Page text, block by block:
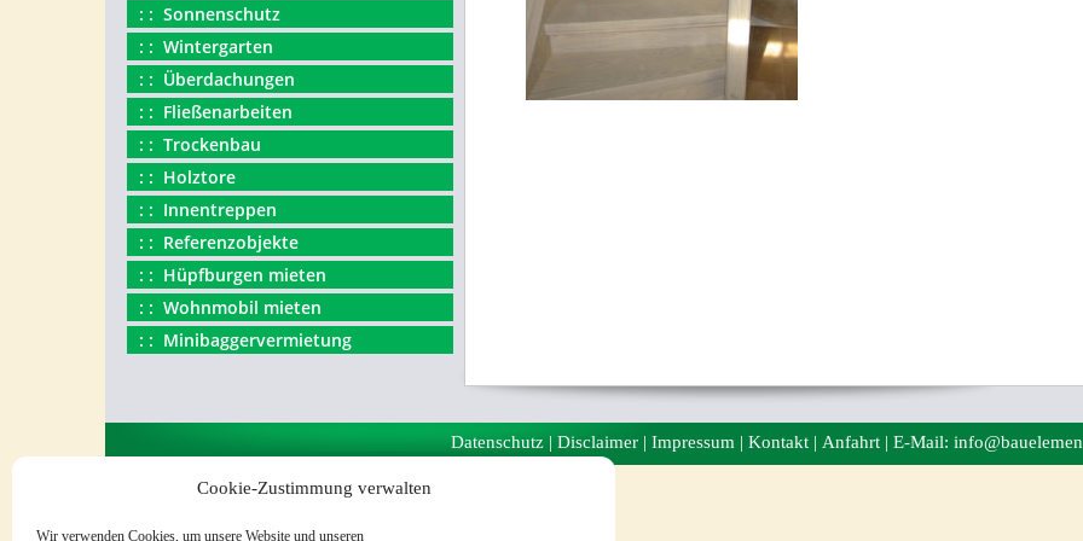
Cookie-Zustimmung verwalten
Wir verwenden Cookies, um unsere Website und unseren
Sonnenschutz
Wintergarten
Überdachungen
Fließenarbeiten
Trockenbau
Holztore
Innentreppen
Referenzobjekte
Hüpfburgen mieten
Wohnmobil mieten
Minibaggervermietung
Datenschutz| Disclaimer| Impressum | Kontakt| Anfahrt| E-Mail: